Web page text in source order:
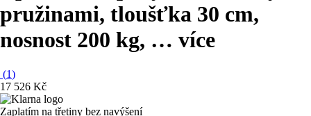
pružinami, tloušťka 30 cm,
nosnost 200 kg, … více
(1)
17 526 Kč
Zaplatím na třetiny bez navýšení